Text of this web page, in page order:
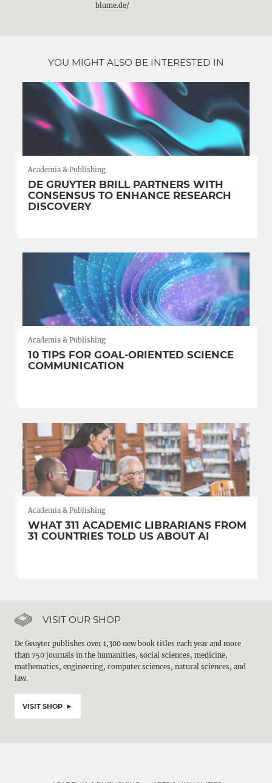
blume.de/
YOU MIGHT ALSO BE INTERESTED IN
Academia & Publishing
DE GRUYTER BRILL PARTNERS WITH
CONSENSUS TO ENHANCE RESEARCH
DISCOVERY
Academia & Publishing
10 TIPS FOR GOAL-ORIENTED SCIENCE
COMMUNICATION
Academia & Publishing
WHAT 311 ACADEMIC LIBRARIANS FROM
31 COUNTRIES TOLD US ABOUT AI
VISIT OUR SHOP
De Gruyter publishes over 1,300 new book titles each year and more
than 750 journals in the humanities, social sciences, medicine,
mathematics, engineering, computer sciences, natural sciences, and
law.
VISIT SHOP